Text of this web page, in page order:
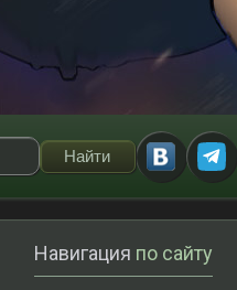
Навигация по сайту